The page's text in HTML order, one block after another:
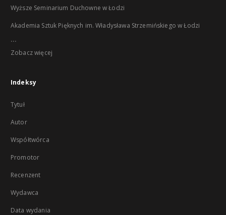
Wyższe Seminarium Duchowne w Łodzi
Akademia Sztuk Pięknych im. Władysława Strzemińskiego w Łodzi
...
Zobacz więcej
Indeksy
Tytuł
Autor
Współtwórca
Promotor
Recenzent
Wydawca
Data wydania